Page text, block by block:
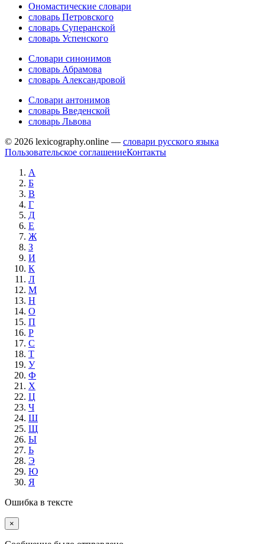
Ономастические словари
словарь Петровского
словарь Суперанской
словарь Успенского
Словари синонимов
словарь Абрамова
словарь Александровой
Словари антонимов
словарь Введенской
словарь Львова
© 2026 lexicography.online — словари русского языка
Пользовательское соглашениеКонтакты
А
Б
В
Г
Д
Е
Ж
З
И
К
Л
М
Н
О
П
Р
С
Т
У
Ф
Х
Ц
Ч
Ш
Щ
Ы
Ь
Э
Ю
Я
Ошибка в тексте
×